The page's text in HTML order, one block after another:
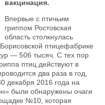
вакцинация.
Впервые с птичьим
гриппом Ростовская
область столкнулась
птицефабрике
— 506 тысяч. С тех пор
птиц действуют в
два раза в год,
декабря 2016 года на
были обнаружены очаги
№10, которая